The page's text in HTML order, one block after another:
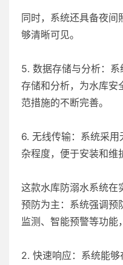
同时，系统还具备夜间
够清晰可见。
5. 数据存储与分析：
存储和分析，为水库安
范措施的不断完善。
6. 无线传输：系统采
杂程度，便于安装和维
这款水库防溺水系统在
预防为主：系统强调预
监测、智能预警等功能
2. 快速响应：系统能